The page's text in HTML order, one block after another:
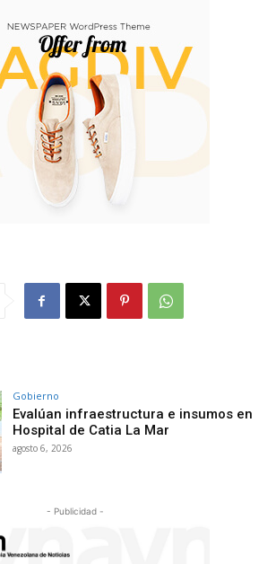
Gobierno
Evalúan infraestructura e insumos en
Hospital de Catia La Mar
agosto 6, 2026
- Publicidad -